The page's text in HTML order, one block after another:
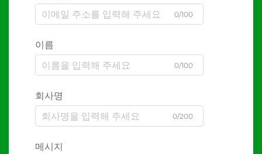
0/100
이름
0/100
회사명
0/200
메시지